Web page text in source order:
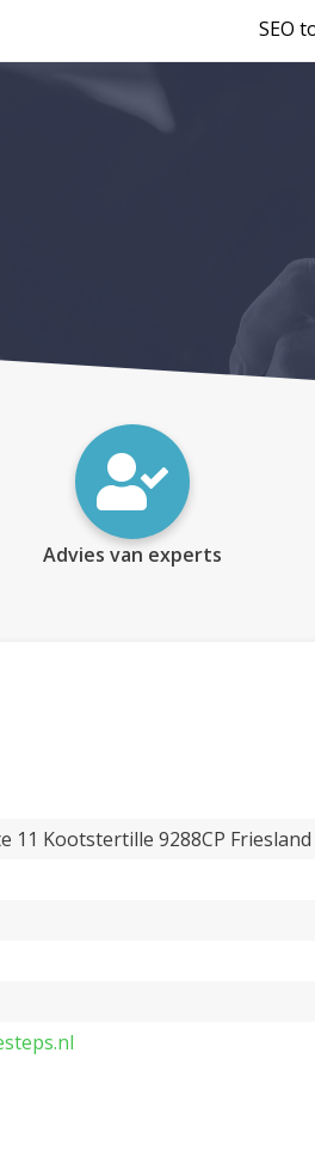
SEO
Advies van experts
11 Kootstertille 9288CP Friesland